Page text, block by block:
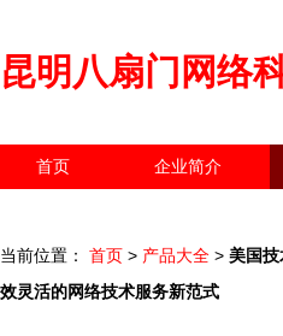
昆明八扇门网络
首页 企业简介
当前位置： 首页 > 产品大全 > 美国
效灵活的网络技术服务新范式